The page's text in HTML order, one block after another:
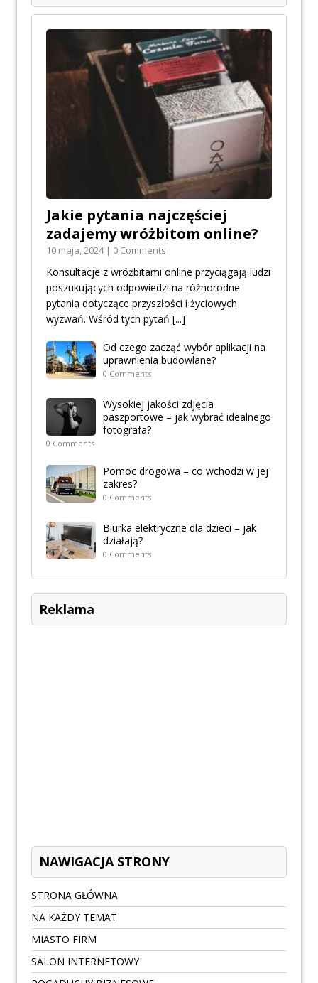
Jakie pytania najczęściej
zadajemy wróżbitom online?
10 maja, 2024 | 0 Comments
Konsultacje z wróżbitami online przyciągają ludzi
poszukujących odpowiedzi na różnorodne
pytania dotyczące przyszłości i życiowych
wyzwań. Wśród tych pytań [...]
Od czego zacząć wybór aplikacji na
uprawnienia budowlane?
0 Comments
Wysokiej jakości zdjęcia
paszportowe – jak wybrać idealnego
fotografa?
0 Comments
Pomoc drogowa – co wchodzi w jej
zakres?
0 Comments
Biurka elektryczne dla dzieci – jak
działają?
0 Comments
Reklama
NAWIGACJA STRONY
STRONA GŁÓWNA
NA KAŻDY TEMAT
MIASTO FIRM
SALON INTERNETOWY